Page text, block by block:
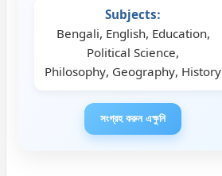
Subjects:
Bengali, English, Education,
Political Science,
Philosophy, Geography, History
সংগ্রহ করুন এক্ষুনি